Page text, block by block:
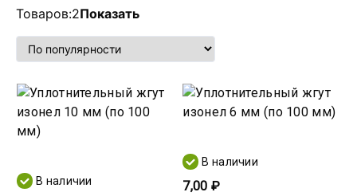
Товаров:2Показать
В наличии
В наличии
7,00 ₽